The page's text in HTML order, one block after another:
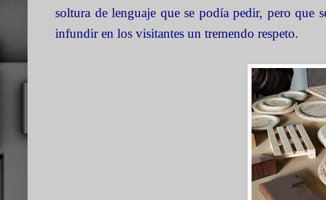
soltura de lenguaje que se podía pedir, pero que
infundir en los visitantes un tremendo respeto.